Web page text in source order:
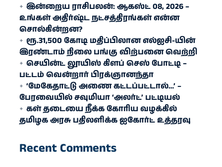
இன்றைய ராசிபலன்: ஆகஸ்ட் 08, 2026 –
உங்கள் அதிர்ஷ்ட நட்சத்திரங்கள் என்ன
சொல்கின்றன?
ரூ.31,500 கோடி மதிப்பிலான எல்ஐசி-​யின்
இரண்​டாம் நிலை பங்கு விற்பனை வெற்றி
செயின்ட் லூயிஸ் கிளப் செஸ் போட்டி –
பட்டம் வென்றார் பிரக்ஞானந்தா
‘மேகேதாட்டு அணை கட்டப்பட்டால்…’ –
பேரவையில் சவுமியா ‘அலர்ட்’ பட்டியல்
கள் தடையை நீக்க கோரிய வழக்கில்
தமிழக அரசு பதிலளிக்க ஐகோர்ட் உத்தரவு
Recent Comments